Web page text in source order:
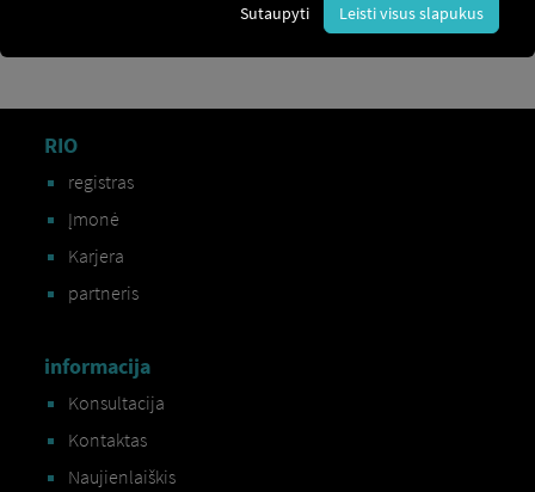
RIO
registras
Įmonė
Karjera
partneris
informacija
Konsultacija
Kontaktas
Naujienlaiškis
Sutaupyti Leisti visus slapukus